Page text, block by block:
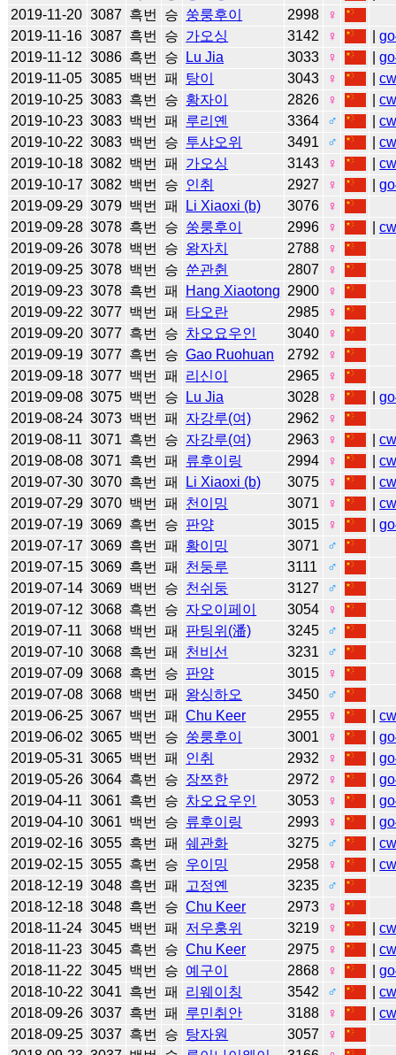
2019-11-20 3087 흑번 승 쑹룽후이 2998
♀
2019-11-16 3087 흑번 승 가오싱 3142 ♀ |
2019-11-12 3086 흑번 승 Lu Jia 3033 ♀ |
2019-11-05 3085 백번 패 탕이 3043 ♀ |
2019-10-25 3083 흑번 승 황자이 2826 ♀ |
2019-10-23 3083 백번 패 루리옌 3364 ♂ |
2019-10-22 3083 백번 승 투샤오위 3491 ♂ |
2019-10-18 3082 백번 패 가오싱 3143 ♀ |
2019-10-17 3082 백번 승 인취 2927 ♀ |
2019-09-29 3079 백번 패 Li Xiaoxi (b) 3076
♀
2019-09-28 3078 흑번 승 쑹룽후이 2996 ♀ |
2019-09-26 3078 백번 승 왕자치 2788
♀
2019-09-25 3078 백번 승 쑨관췬 2807
♀
2019-09-23 3078 흑번 패 Hang Xiaotong 2900
♀
2019-09-22 3077 백번 패 타오란 2985
♀
2019-09-20 3077 흑번 승 차오요우인 3040
♀
2019-09-19 3077 흑번 승 Gao Ruohuan 2792
♀
2019-09-18 3077 백번 패 리신이 2965
♀
2019-09-08 3075 백번 승 Lu Jia 3028 ♀ |
2019-08-24 3073 백번 패 자강루(여) 2962
♀
2019-08-11 3071 흑번 승 자강루(여) 2963 ♀ |
2019-08-08 3071 흑번 패 류후이링 2994 ♀ |
2019-07-30 3070 흑번 패 Li Xiaoxi (b) 3075 ♀ |
2019-07-29 3070 백번 패 천이밍 3071 ♀ |
2019-07-19 3069 흑번 승 판양 3015 ♀ |
2019-07-17 3069 흑번 패 황이밍 3071
♂
2019-07-15 3069 흑번 패 천둥루 3111
♂
2019-07-14 3069 백번 승 천쉬둥 3127
♂
2019-07-12 3068 흑번 승 자오이페이 3054
♀
2019-07-11 3068 백번 패 판팅위(潘) 3245
♂
2019-07-10 3068 흑번 패 천비선 3231
♂
2019-07-09 3068 흑번 승 판양 3015
♀
2019-07-08 3068 백번 패 왕싱하오 3450
♂
2019-06-25 3067 백번 패 Chu Keer 2955 ♀ |
2019-06-02 3065 백번 승 쑹룽후이 3001 ♀ |
2019-05-31 3065 백번 패 인취 2932 ♀ |
2019-05-26 3064 흑번 승 장쯔한 2972 ♀ |
2019-04-11 3061 흑번 승 차오요우인 3053 ♀ |
2019-04-10 3061 백번 승 류후이링 2993 ♀ |
2019-02-16 3055 흑번 패 쉐관화 3275 ♂ |
2019-02-15 3055 흑번 승 우이밍 2958 ♀ |
2018-12-19 3048 흑번 패 고정옌 3235
♂
2018-12-18 3048 흑번 승 Chu Keer 2973
♀
2018-11-24 3045 백번 패 저우훙위 3219 ♀ |
2018-11-23 3045 흑번 승 Chu Keer 2975 ♀ |
2018-11-22 3045 백번 승 예구이 2868 ♀ |
2018-10-22 3041 흑번 패 리웨이칭 3542 ♂ |
2018-09-26 3037 흑번 패 루민취안 3188 ♀ |
2018-09-25 3037 흑번 승 탕자원 3057
♀